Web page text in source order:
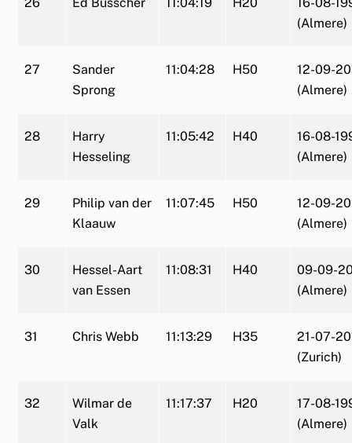
26 Ed Busscher 11:04:19 H20
16-08-
(Almere)
27
Sander
Sprong
11:04:28 H50
12-09-
(Almere)
28
Harry
Hesseling
11:05:42 H40
16-08-
(Almere)
29
Philip van der
Klaauw
11:07:45 H50
12-09-
(Almere)
30
Hessel-Aart
van Essen
11:08:31 H40
09-09-
(Almere)
31 Chris Webb 11:13:29 H35
21-07-
(Zurich)
32
Wilmar de
Valk
11:17:37 H20
17-08-
(Almere)